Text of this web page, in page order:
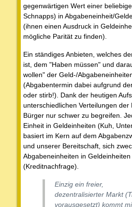
gegenwärtigen Wert einer
Schnapps) in Abgabeneinheit/
(ihnen einen Ausdruck in
mögliche Parität zu finden).
Ein ständiges Anbieten, welches
ist, dem "Haben müssen" und
wollen" der Geld-/
(Abgabentermin dabei aufgrund
oder stirb!). Dank der heutigen
unterschiedlichen Verteilungen
Bürger nur schwer zu begreifen.
Einheit in Geldeinheiten (Kuh,
basiert im Kern auf dem
und unserer Bereitschaft, sich
Abgabeneinheiten in
(Kreditnachfrage).
Einzig ein freier,
dezentralisierter Markt
vorausgesetzt) kommt